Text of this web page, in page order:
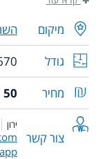
מיקום
גודל
670
מחיר
50 ₪ למ"ר
צור קשר
ירון